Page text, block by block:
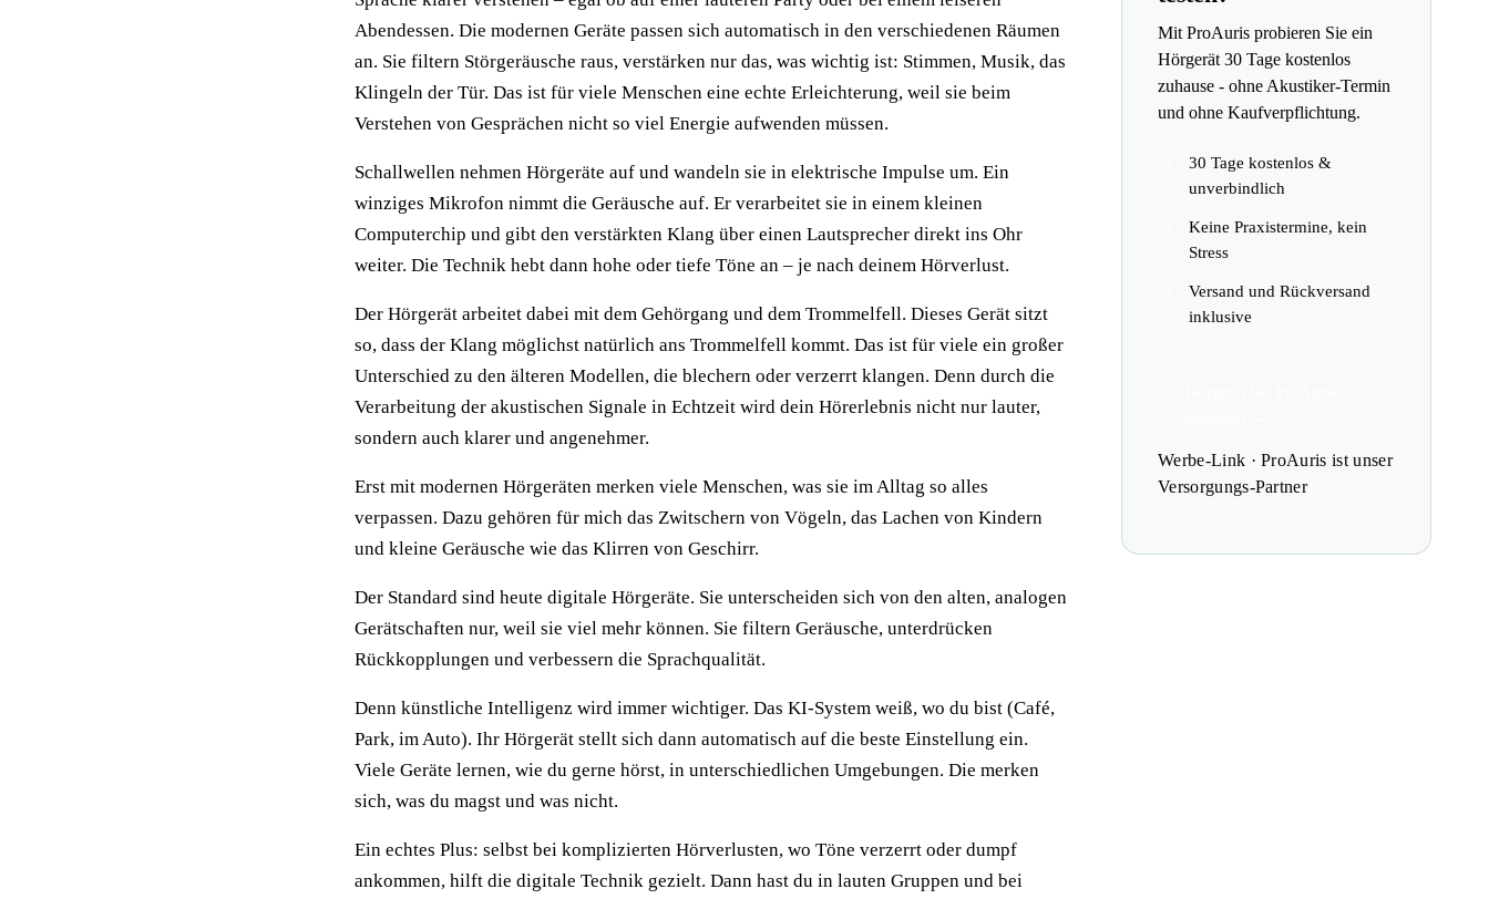
Abendessen. Die modernen Geräte passen sich automatisch in den verschiedenen Räumen
an. Sie filtern Störgeräusche raus, verstärken nur das, was wichtig ist: Stimmen, Musik, das
Klingeln der Tür. Das ist für viele Menschen eine echte Erleichterung, weil sie beim
Verstehen von Gesprächen nicht so viel Energie aufwenden müssen.
Schallwellen nehmen Hörgeräte auf und wandeln sie in elektrische Impulse um. Ein
winziges Mikrofon nimmt die Geräusche auf. Er verarbeitet sie in einem kleinen
Computerchip und gibt den verstärkten Klang über einen Lautsprecher direkt ins Ohr
weiter. Die Technik hebt dann hohe oder tiefe Töne an – je nach deinem Hörverlust.
Der Hörgerät arbeitet dabei mit dem Gehörgang und dem Trommelfell. Dieses Gerät sitzt
so, dass der Klang möglichst natürlich ans Trommelfell kommt. Das ist für viele ein großer
Unterschied zu den älteren Modellen, die blechern oder verzerrt klangen. Denn durch die
Verarbeitung der akustischen Signale in Echtzeit wird dein Hörerlebnis nicht nur lauter,
sondern auch klarer und angenehmer.
Erst mit modernen Hörgeräten merken viele Menschen, was sie im Alltag so alles
verpassen. Dazu gehören für mich das Zwitschern von Vögeln, das Lachen von Kindern
und kleine Geräusche wie das Klirren von Geschirr.
Der Standard sind heute digitale Hörgeräte. Sie unterscheiden sich von den alten, analogen
Gerätschaften nur, weil sie viel mehr können. Sie filtern Geräusche, unterdrücken
Rückkopplungen und verbessern die Sprachqualität.
Denn künstliche Intelligenz wird immer wichtiger. Das KI-System weiß, wo du bist (Café,
Park, im Auto). Ihr Hörgerät stellt sich dann automatisch auf die beste Einstellung ein.
Viele Geräte lernen, wie du gerne hörst, in unterschiedlichen Umgebungen. Die merken
sich, was du magst und was nicht.
Ein echtes Plus: selbst bei komplizierten Hörverlusten, wo Töne verzerrt oder dumpf
ankommen, hilft die digitale Technik gezielt. Dann hast du in lauten Gruppen und bei
Mit ProAuris probieren Sie ein
Hörgerät 30 Tage kostenlos
zuhause - ohne Akustiker-Termin
und ohne Kaufverpflichtung.
30 Tage kostenlos &
unverbindlich
Keine Praxistermine, kein
Stress
Versand und Rückversand
inklusive
Werbe-Link · ProAuris ist unser
Versorgungs-Partner